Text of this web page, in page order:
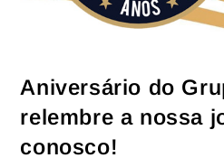
Aniversário do
relembre a nossa
conosco!